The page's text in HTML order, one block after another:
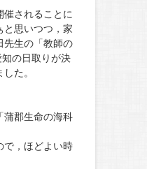
催されることに
と思いつつ，家
先生の「教師の
の日取りが決
た。
蒲郡生命の海科
で，ほどよい時